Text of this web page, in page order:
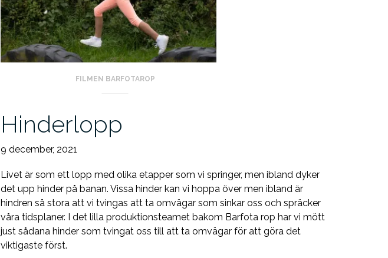
FILMEN BARFOTAROP
Hinderlopp
9 december, 2021
Livet är som ett lopp med olika etapper som vi springer, men ibland dyker
det upp hinder på banan. Vissa hinder kan vi hoppa över men ibland är
hindren så stora att vi tvingas att ta omvägar som sinkar oss och spräcker
våra tidsplaner. I det lilla produktionsteamet bakom Barfota rop har vi mött
just sådana hinder som tvingat oss till att ta omvägar för att göra det
viktigaste först.